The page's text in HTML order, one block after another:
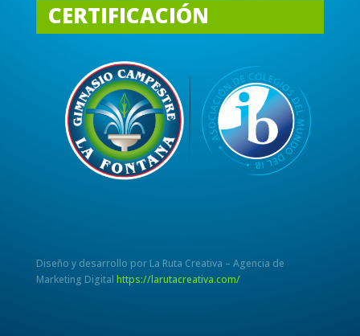
CERTIFICACIÓN
Diseño y desarrollo por La Ruta Creativa – Agencia de
Marketing Digital https://larutacreativa.com/